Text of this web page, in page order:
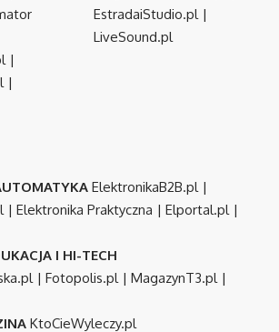
|
|
EstradaiStudio.pl|
LiveSound.pl
ElektronikaB2B.pl|
| Elektronika Praktyczna | Elportal.pl|
I HI-TECH
| Fotopolis.pl| MagazynT3.pl|
KtoCieWyleczy.pl